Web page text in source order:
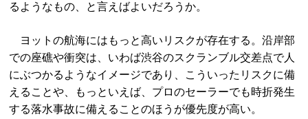
るようなもの、と言えばよいだろうか。
ヨットの航海にはもっと高いリスクが存在する。沿岸部
での座礁や衝突は、いわば渋谷のスクランブル交差点で人
にぶつかるようなイメージであり、こういったリスクに備
えることや、もっといえば、プロのセーラーでも時折発生
する落水事故に備えることのほうが優先度が高い。